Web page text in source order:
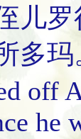
儿
多玛
off